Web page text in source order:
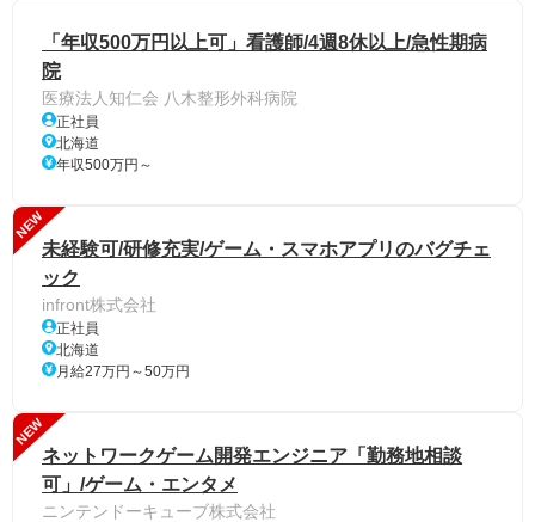
「年収500万円以上可」看護師/4週8休以上/急性期病
院
医療法人知仁会 八木整形外科病院
正社員
北海道
年収500万円～
NEW
未経験可/研修充実/ゲーム・スマホアプリのバグチェ
ック
infront株式会社
正社員
北海道
月給27万円～50万円
NEW
ネットワークゲーム開発エンジニア「勤務地相談
可」/ゲーム・エンタメ
ニンテンドーキューブ株式会社